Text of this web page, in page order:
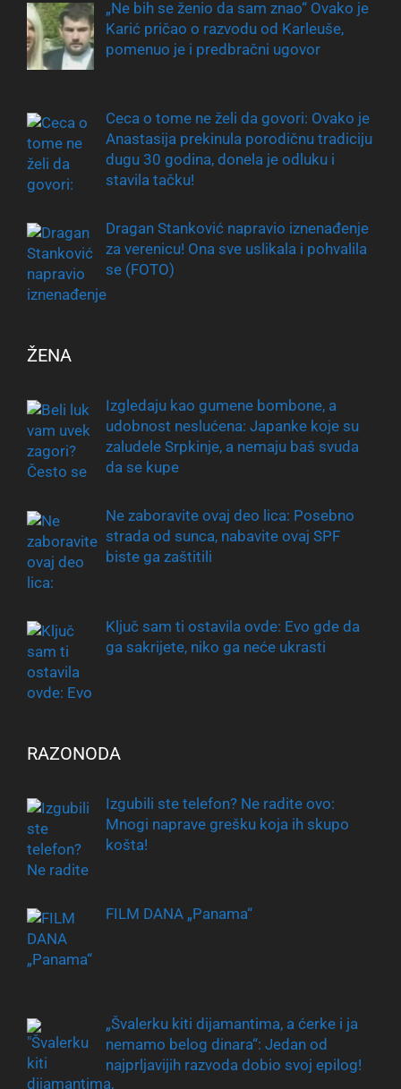
„Ne bih se ženio da sam znao“ Ovako je
Karić pričao o razvodu od Karleuše,
pomenuo je i predbračni ugovor
Ceca o tome ne želi da govori: Ovako je
Anastasija prekinula porodičnu tradiciju
dugu 30 godina, donela je odluku i
stavila tačku!
Dragan Stanković napravio iznenađenje
za verenicu! Ona sve uslikala i pohvalila
se (FOTO)
ŽENA
Izgledaju kao gumene bombone, a
udobnost neslućena: Japanke koje su
zaludele Srpkinje, a nemaju baš svuda
da se kupe
Ne zaboravite ovaj deo lica: Posebno
strada od sunca, nabavite ovaj SPF
biste ga zaštitili
Ključ sam ti ostavila ovde: Evo gde da
ga sakrijete, niko ga neće ukrasti
RAZONODA
Izgubili ste telefon? Ne radite ovo:
Mnogi naprave grešku koja ih skupo
košta!
FILM DANA „Panama“
„Švalerku kiti dijamantima, a ćerke i ja
nemamo belog dinara“: Jedan od
najprljavijih razvoda dobio svoj epilog!